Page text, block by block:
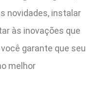
novidades, instalar
às inovações que
garante que seu
melhor